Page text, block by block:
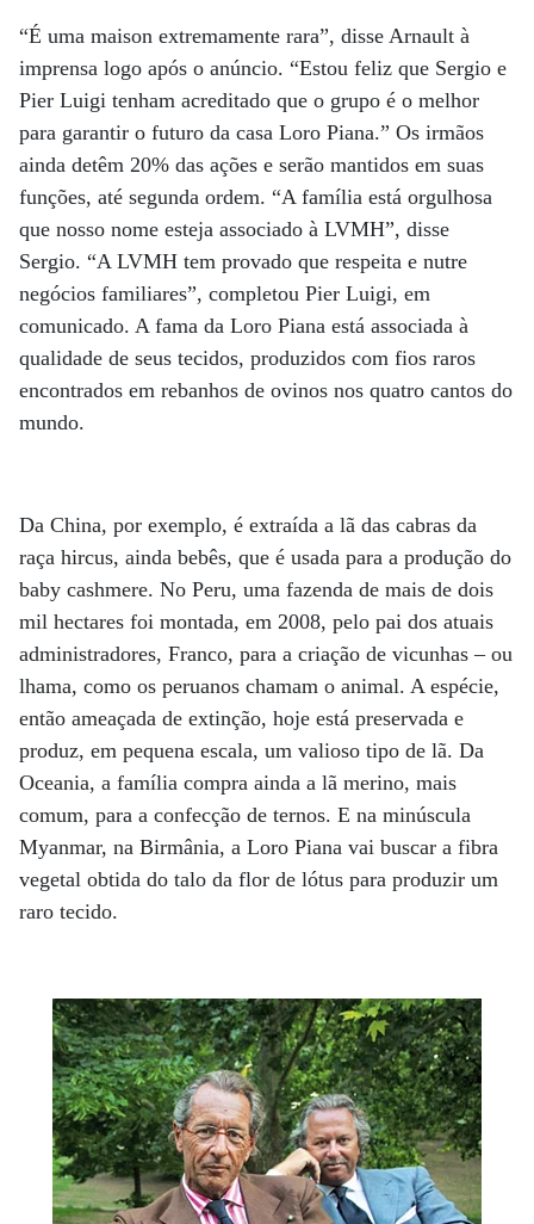
“É uma maison extremamente rara”, disse Arnault à
imprensa logo após o anúncio. “Estou feliz que Sergio e
Pier Luigi tenham acreditado que o grupo é o melhor
para garantir o futuro da casa Loro Piana.” Os irmãos
ainda detêm 20% das ações e serão mantidos em suas
funções, até segunda ordem. “A família está orgulhosa
que nosso nome esteja associado à LVMH”, disse
Sergio. “A LVMH tem provado que respeita e nutre
negócios familiares”, completou Pier Luigi, em
comunicado. A fama da Loro Piana está associada à
qualidade de seus tecidos, produzidos com fios raros
encontrados em rebanhos de ovinos nos quatro cantos do
mundo.
Da China, por exemplo, é extraída a lã das cabras da
raça hircus, ainda bebês, que é usada para a produção do
baby cashmere. No Peru, uma fazenda de mais de dois
mil hectares foi montada, em 2008, pelo pai dos atuais
administradores, Franco, para a criação de vicunhas – ou
lhama, como os peruanos chamam o animal. A espécie,
então ameaçada de extinção, hoje está preservada e
produz, em pequena escala, um valioso tipo de lã. Da
Oceania, a família compra ainda a lã merino, mais
comum, para a confecção de ternos. E na minúscula
Myanmar, na Birmânia, a Loro Piana vai buscar a fibra
vegetal obtida do talo da flor de lótus para produzir um
raro tecido.